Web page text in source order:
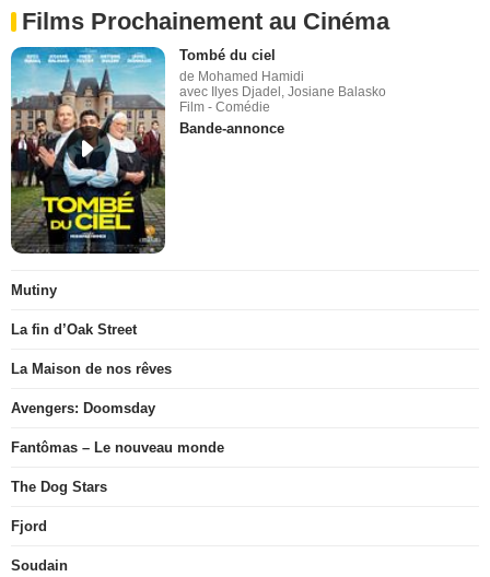
Films Prochainement au Cinéma
Tombé du ciel
de Mohamed Hamidi
avec Ilyes Djadel, Josiane Balasko
Film - Comédie
Bande-annonce
Mutiny
La fin d’Oak Street
La Maison de nos rêves
Avengers: Doomsday
Fantômas – Le nouveau monde
The Dog Stars
Fjord
Soudain